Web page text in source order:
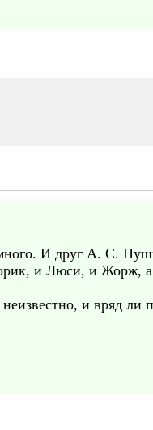
И друг А. С.
и Люси, и Жорж, а
и вряд ли